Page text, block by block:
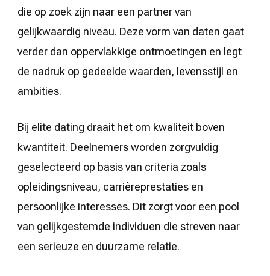
die op zoek zijn naar een partner van
gelijkwaardig niveau. Deze vorm van daten gaat
verder dan oppervlakkige ontmoetingen en legt
de nadruk op gedeelde waarden, levensstijl en
ambities.
Bij elite dating draait het om kwaliteit boven
kwantiteit. Deelnemers worden zorgvuldig
geselecteerd op basis van criteria zoals
opleidingsniveau, carrièreprestaties en
persoonlijke interesses. Dit zorgt voor een pool
van gelijkgestemde individuen die streven naar
een serieuze en duurzame relatie.